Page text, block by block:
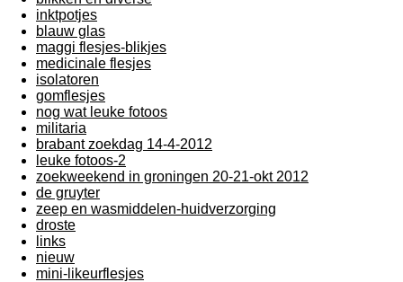
inktpotjes
blauw glas
maggi flesjes-blikjes
medicinale flesjes
isolatoren
gomflesjes
nog wat leuke fotoos
militaria
brabant zoekdag 14-4-2012
leuke fotoos-2
zoekweekend in groningen 20-21-okt 2012
de gruyter
zeep en wasmiddelen-huidverzorging
droste
links
nieuw
mini-likeurflesjes